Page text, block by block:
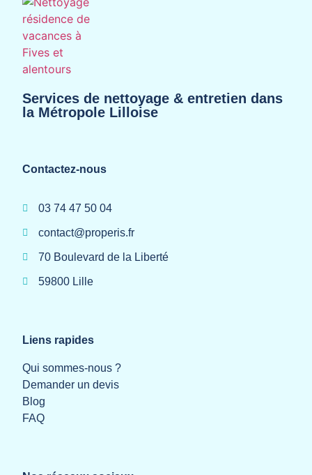
Services de nettoyage & entretien dans
la Métropole Lilloise
Contactez-nous
03 74 47 50 04
contact@properis.fr
70 Boulevard de la Liberté
59800 Lille
Liens rapides
Qui sommes-nous ?
Demander un devis
Blog
FAQ